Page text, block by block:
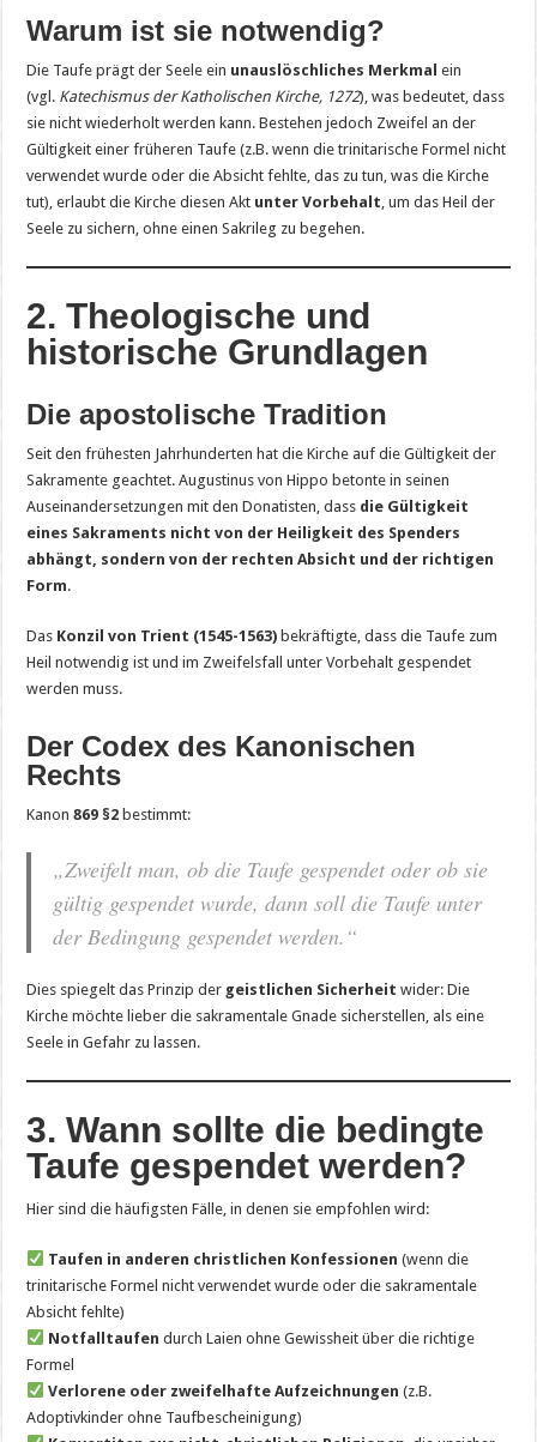
Warum ist sie notwendig?
Die Taufe prägt der Seele ein unauslöschliches Merkmal ein
(vgl. Katechismus der Katholischen Kirche, 1272), was bedeutet, dass
sie nicht wiederholt werden kann. Bestehen jedoch Zweifel an der
Gültigkeit einer früheren Taufe (z.B. wenn die trinitarische Formel nicht
verwendet wurde oder die Absicht fehlte, das zu tun, was die Kirche
tut), erlaubt die Kirche diesen Akt unter Vorbehalt, um das Heil der
Seele zu sichern, ohne einen Sakrileg zu begehen.
2. Theologische und
historische Grundlagen
Die apostolische Tradition
Seit den frühesten Jahrhunderten hat die Kirche auf die Gültigkeit der
Sakramente geachtet. Augustinus von Hippo betonte in seinen
Auseinandersetzungen mit den Donatisten, dass die Gültigkeit
eines Sakraments nicht von der Heiligkeit des Spenders
abhängt, sondern von der rechten Absicht und der richtigen
Form.
Das Konzil von Trient (1545-1563) bekräftigte, dass die Taufe zum
Heil notwendig ist und im Zweifelsfall unter Vorbehalt gespendet
werden muss.
Der Codex des Kanonischen
Rechts
Kanon869 §2 bestimmt:
„Zweifelt man, ob die Taufe gespendet oder ob sie
gültig gespendet wurde, dann soll die Taufe unter
der Bedingung gespendet werden.“
Dies spiegelt das Prinzip der geistlichen Sicherheit wider: Die
Kirche möchte lieber die sakramentale Gnade sicherstellen, als eine
Seele in Gefahr zu lassen.
3. Wann sollte die bedingte
Taufe gespendet werden?
Hier sind die häufigsten Fälle, in denen sie empfohlen wird:
Taufen in anderen christlichen Konfessionen (wenn die
trinitarische Formel nicht verwendet wurde oder die sakramentale
Absicht fehlte)
Notfalltaufen durch Laien ohne Gewissheit über die richtige
Formel
Verlorene oder zweifelhafte Aufzeichnungen (z.B.
Adoptivkinder ohne Taufbescheinigung)